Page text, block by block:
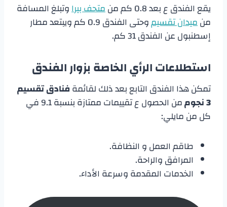
يقع الفندق ع بعد 0.8 كم من
متحف بيراوتبلغ المسافة
منميدان تقسيم
وحتى الفندق 0.9 كم ويبتعد مطار
إسطنبول عن الفندق 31 كم.
استطلاعات الرأي الخاصة بزوار الفندق
تمكن هذا الفندق التابع بعد ذلك لقائمةفنادق تقسيم
3 نجوم
من الحصول ع تقييمات ممتازة بنسبة 9.1 في
كل من مايلي:
طاقم العمل و النظافة.
المرافق والراحة.
الخدمات المقدمة وسرعة الأداء.